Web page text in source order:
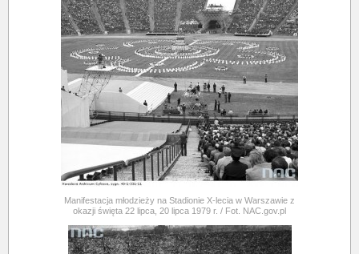
Manifestacja młodzieży na Stadionie X-lecia w Warszawie z
okazji święta 22 lipca, 20 lipca 1979 r. / Fot. NAC.gov.pl